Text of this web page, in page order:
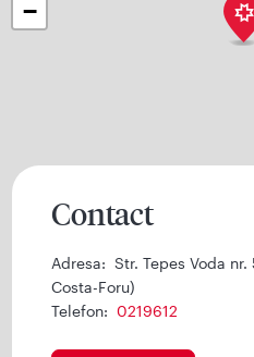
−
Contact
Adresa: Str. Tepes Voda
Costa-Foru)
Telefon: 0219612